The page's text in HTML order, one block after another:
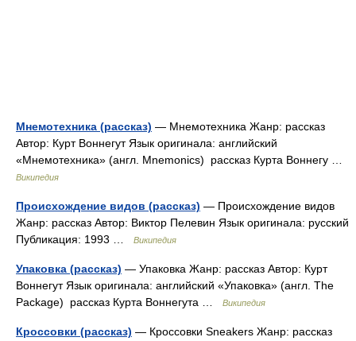
Мнемотехника (рассказ) — Мнемотехника Жанр: рассказ
Автор: Курт Воннегут Язык оригинала: английский
«Мнемотехника» (англ. Mnemonics) рассказ Курта Воннегу …
Википедия
Происхождение видов (рассказ) — Происхождение видов
Жанр: рассказ Автор: Виктор Пелевин Язык оригинала: русский
Публикация: 1993 …
Википедия
Упаковка (рассказ) — Упаковка Жанр: рассказ Автор: Курт
Воннегут Язык оригинала: английский «Упаковка» (англ. The
Package) рассказ Курта Воннегута …
Википедия
Кроссовки (рассказ) — Кроссовки Sneakers Жанр: рассказ